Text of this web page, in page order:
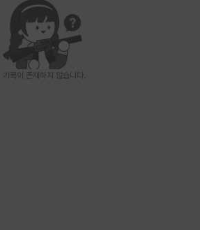
기록이 존재하지 않습니다.